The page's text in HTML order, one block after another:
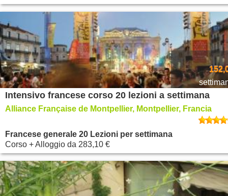
Intensivo francese corso 20 lezioni a settimana
Alliance Française de Montpellier, Montpellier, Francia
Francese generale 20 Lezioni per settimana
Corso + Alloggio da 283,10 €